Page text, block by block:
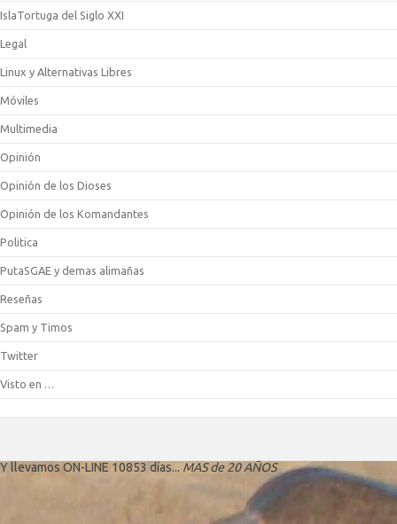
IslaTortuga del Siglo XXI
Legal
Linux y Alternativas Libres
Móviles
Multimedia
Opinión
Opinión de los Dioses
Opinión de los Komandantes
Politica
PutaSGAE y demas alimañas
Reseñas
Spam y Timos
Twitter
Visto en …
Y llevamos ON-LINE 10853 días... MAS de 20 AÑOS